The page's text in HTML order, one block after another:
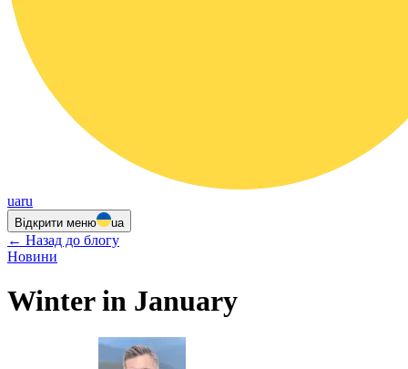
uaru
Відкрити меню ua
← Назад до блогу
Новини
Winter in January